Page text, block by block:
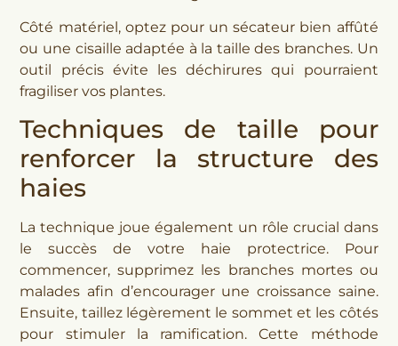
Côté matériel, optez pour un sécateur bien affûté
ou une cisaille adaptée à la taille des branches. Un
outil précis évite les déchirures qui pourraient
fragiliser vos plantes.
Techniques de taille pour
renforcer la structure des
haies
La technique joue également un rôle crucial dans
le succès de votre haie protectrice. Pour
commencer, supprimez les branches mortes ou
malades afin d’encourager une croissance saine.
Ensuite, taillez légèrement le sommet et les côtés
pour stimuler la ramification. Cette méthode